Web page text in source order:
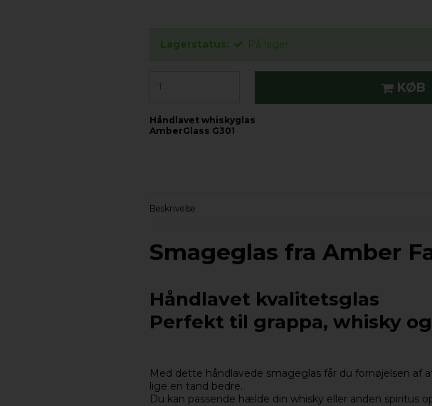
Lagerstatus: På lager
KØB
Håndlavet whiskyglas
AmberGlass G301
Beskrivelse
Smageglas fra Amber
Håndlavet kvalitetsglas
Perfekt til grappa, whisky
Med dette håndlavede smageglas får du fornøjelsen af
lige en tand bedre.
Du kan passende hælde din whisky eller anden spiritus